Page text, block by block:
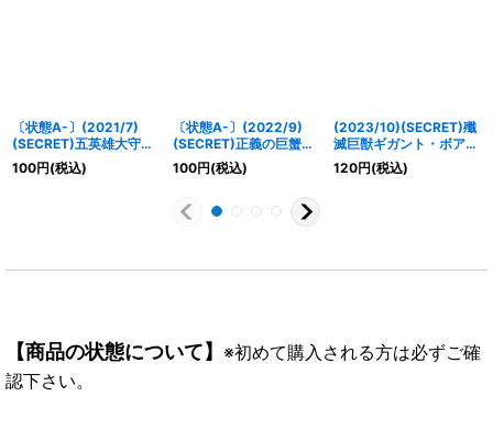
〔状態A-〕(2021/7)
(SECRET)五英雄大守護
樹グレート・ボタニカイ
ザー【X-SEC】{BS55-
100円(税込)
〔状態A-〕(2022/9)
(SECRET)正義の巨蟹武
神キャンサード・ジャス
ティス【X-SEC】
100円(税込)
(2023/10)(SECRET)殲
滅巨獣ギガント・ボアー
ド【X-SEC】{BS64-
X05}《青》
120円(税込)
【商品の状態について】 ※初めて購入される方は必ずご確
認下さい。